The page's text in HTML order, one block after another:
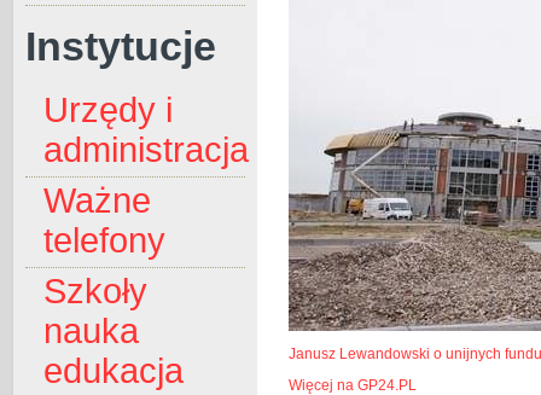
Instytucje
Urzędy i
administracja
Ważne
telefony
Szkoły
nauka
edukacja
Janusz Lewandowski o unijnych
Więcej na GP24.PL